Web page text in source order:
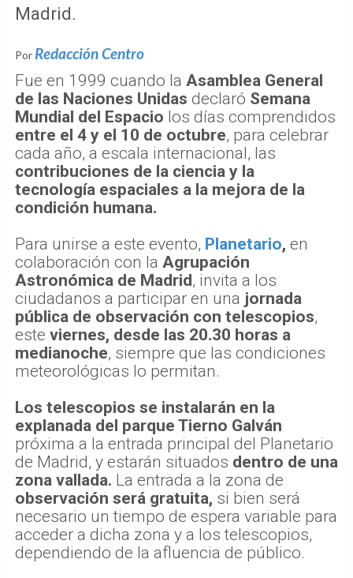
Madrid.
Por Redacción Centro
Fue en 1999 cuando la Asamblea General
de las Naciones Unidas declaró Semana
Mundial del Espacio los días comprendidos
entre el 4 y el 10 de octubre, para celebrar
cada año, a escala internacional, las
contribuciones de la ciencia y la
tecnología espaciales a la mejora de la
condición humana.
Para unirse a este evento, Planetario, en
colaboración con la Agrupación
Astronómica de Madrid, invita a los
ciudadanos a participar en una jornada
pública de observación con telescopios,
este viernes, desde las 20.30 horas a
medianoche, siempre que las condiciones
meteorológicas lo permitan.
Los telescopios se instalarán en la
explanada del parque Tierno Galván
próxima a la entrada principal del Planetario
de Madrid, y estarán situados dentro de una
zona vallada. La entrada a la zona de
observación será gratuita, si bien será
necesario un tiempo de espera variable para
acceder a dicha zona y a los telescopios,
dependiendo de la afluencia de público.